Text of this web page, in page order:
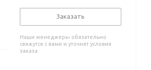
Заказать
Наши менеджеры обязательно
свяжутся с вами и уточнят условия
заказа